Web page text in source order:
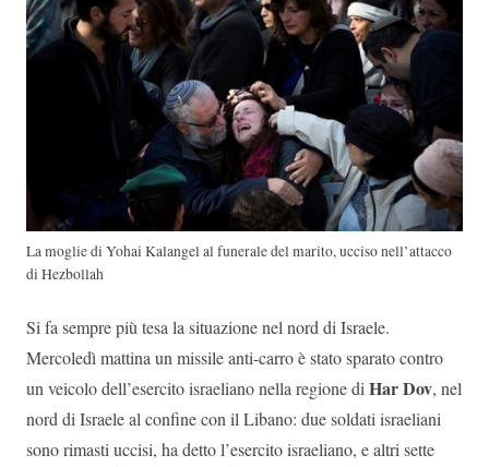
La moglie di Yohai Kalangel al funerale del marito, ucciso nell’attacco
di Hezbollah
Si fa sempre più tesa la situazione nel nord di Israele.
Mercoledì mattina un missile anti-carro è stato sparato contro
un veicolo dell’esercito israeliano nella regione diHar Dov, nel
nord di Israele al confine con il Libano: due soldati israeliani
sono rimasti uccisi, ha detto l’esercito israeliano, e altri sette